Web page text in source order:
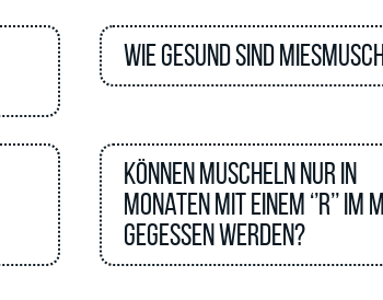
Wie gesund sind
Können Muscheln nur in
Monaten mit einem ‘’R’’ im
gegessen werden?